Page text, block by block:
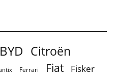
BYD Citroën
Ferrari Fiat Fisker